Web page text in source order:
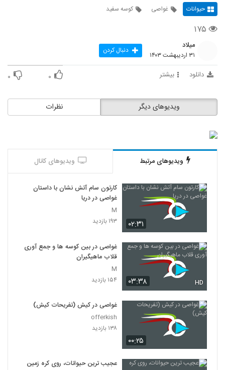
حیوانات غواصی کوسه سفید
۱۷۵
میلاد
۳۱ اردیبهشت ۱۴۰۳ دنبال کردن
دانلود بیشتر ۰ ۰
نظرات ویدیوهای دیگر
ویدیوهای مرتبط ویدیوهای کانال
۰۲:۳۱
کارتون سام آتش نشان با داستان
غواصی در دریا
M
۱۹۳ بازدید
۰۳:۳۸ HD
غواصی در بین کوسه ها و جمع آوری
قلاب ماهیگیران
M
۱۵۴ بازدید
۰۰:۲۵
غواصی در کیش (تفریحات کیش)
offerkish
۱۳۸ بازدید
عجیب ترین حیوانات، روی کره زمین